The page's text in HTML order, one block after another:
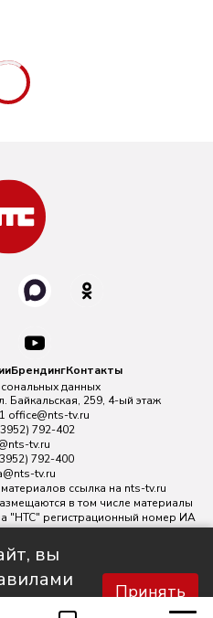
вы
Принять
БрендингКонтакты
данных
Байкальская, 259, 4-ый этаж
office@nts-tv.ru
792-402
tv.ru
792-400
tv.ru
ссылка на nts-tv.ru
в том числе материалы
"НТС" регистрационный номер ИА
Федеральной службой по
технологий и массовых
Евгений Александрович16+